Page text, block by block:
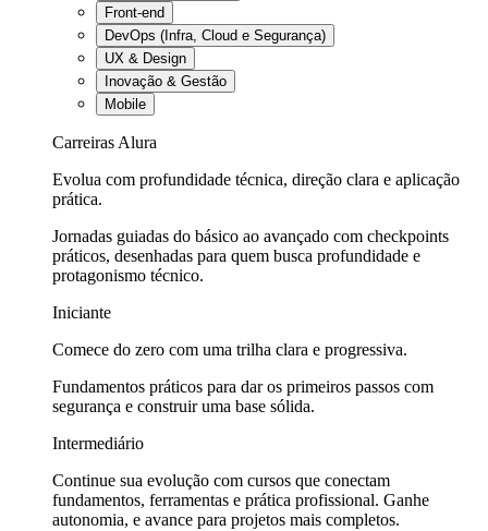
Front-end
DevOps (Infra, Cloud e Segurança)
UX & Design
Inovação & Gestão
Mobile
Carreiras Alura
Evolua com profundidade técnica, direção clara e aplicação
prática.
Jornadas guiadas do básico ao avançado com checkpoints
práticos, desenhadas para quem busca profundidade e
protagonismo técnico.
Iniciante
Comece do zero com uma trilha clara e progressiva.
Fundamentos práticos para dar os primeiros passos com
segurança e construir uma base sólida.
Intermediário
Continue sua evolução com cursos que conectam
fundamentos, ferramentas e prática profissional. Ganhe
autonomia, e avance para projetos mais completos.